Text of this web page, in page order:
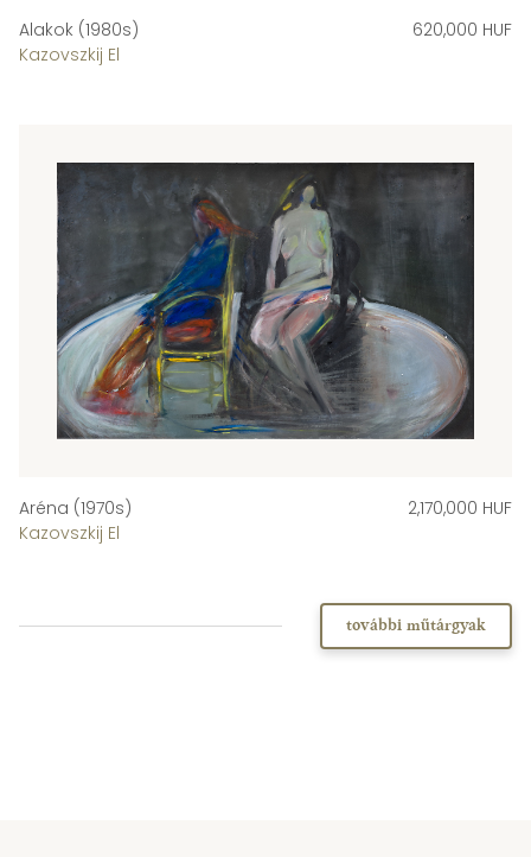
Alakok (1980s)
Kazovszkij El
620,000 HUF
Aréna (1970s)
Kazovszkij El
2,170,000 HUF
további műtárgyak